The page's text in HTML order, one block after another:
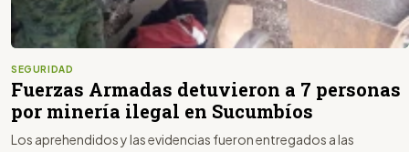
SEGURIDAD
Fuerzas Armadas detuvieron a 7 personas
por minería ilegal en Sucumbíos
Los aprehendidos y las evidencias fueron entregados a las